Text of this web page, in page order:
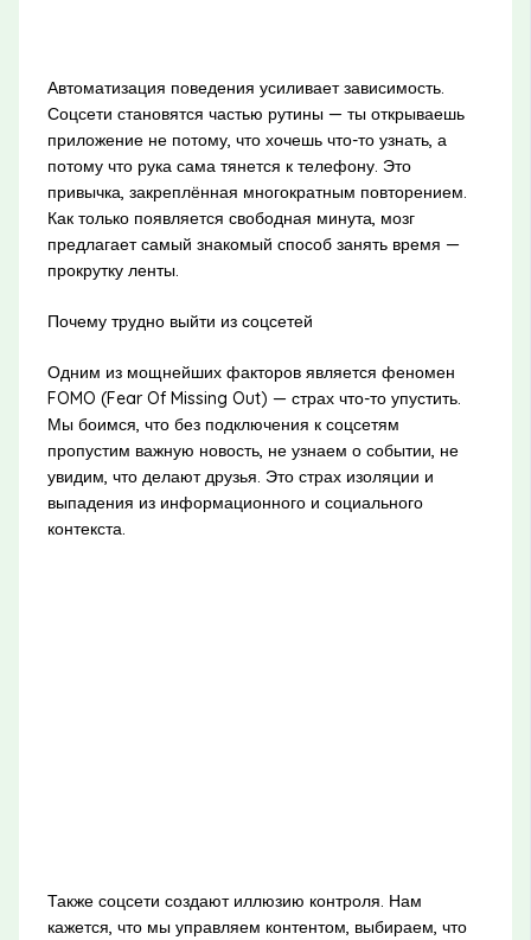
Автоматизация поведения усиливает зависимость.
Соцсети становятся частью рутины — ты открываешь
приложение не потому, что хочешь что-то узнать, а
потому что рука сама тянется к телефону. Это
привычка, закреплённая многократным повторением.
Как только появляется свободная минута, мозг
предлагает самый знакомый способ занять время —
прокрутку ленты.
Почему трудно выйти из соцсетей
Одним из мощнейших факторов является феномен
FOMO (Fear Of Missing Out) — страх что-то упустить.
Мы боимся, что без подключения к соцсетям
пропустим важную новость, не узнаем о событии, не
увидим, что делают друзья. Это страх изоляции и
выпадения из информационного и социального
контекста.
Также соцсети создают иллюзию контроля. Нам
кажется, что мы управляем контентом, выбираем, что